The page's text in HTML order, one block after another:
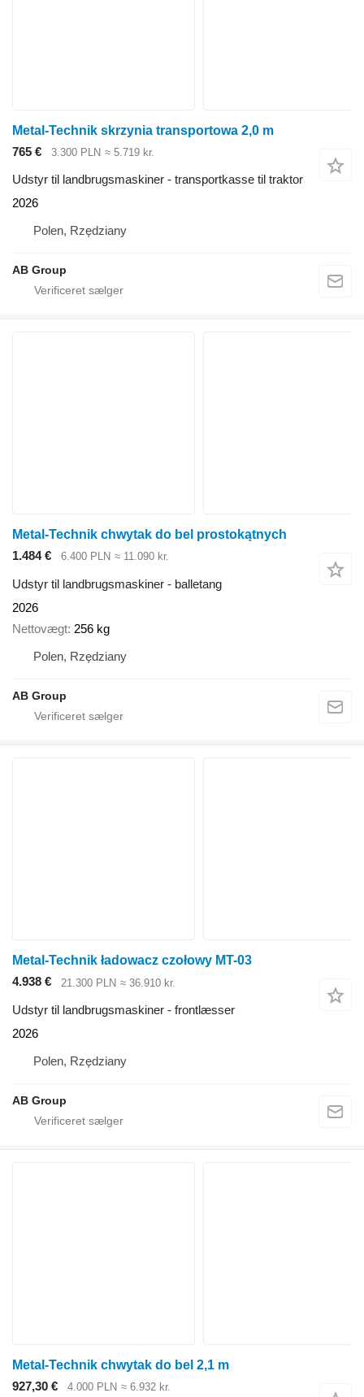
Metal-Technik skrzynia transportowa 2,0 m
765 €
3.300 PLN ≈ 5.719 kr.
Udstyr til landbrugsmaskiner - transportkasse til traktor
2026
Polen, Rzędziany
AB Group
Metal-Technik chwytak do bel prostokątnych
1.484 €
6.400 PLN ≈ 11.090 kr.
Udstyr til landbrugsmaskiner - balletang
2026
Nettovægt 256 kg
Polen, Rzędziany
AB Group
Metal-Technik ładowacz czołowy MT-03
4.938 €
21.300 PLN ≈ 36.910 kr.
Udstyr til landbrugsmaskiner - frontlæsser
2026
Polen, Rzędziany
AB Group
Metal-Technik chwytak do bel 2,1 m
927,30 €
4.000 PLN ≈ 6.932 kr.